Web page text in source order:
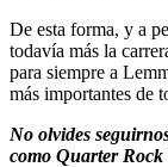
De esta forma, y a
todavía más la
para siempre a
más importantes de
No olvides
como Quarter Rock